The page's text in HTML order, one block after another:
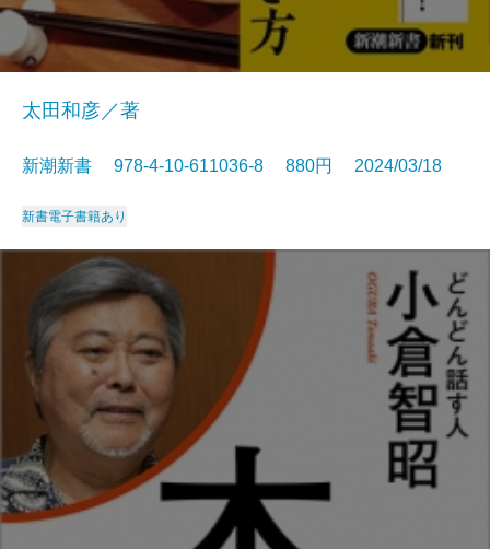
太田和彦／著
新潮新書 978-4-10-611036-8 880円 2024/03/18
新書電子書籍あり